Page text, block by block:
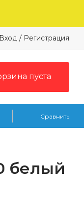
Вход / Регистрация
пуста
Сравнить
белый